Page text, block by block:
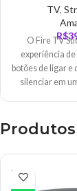
com
TV,
R$
O Fire TV
experiência
botões de ligar e
silenciar em
com
ESGO
TADO